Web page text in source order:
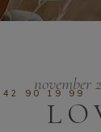
42 90 19 99
november